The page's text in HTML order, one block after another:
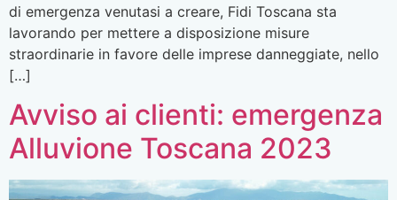
di emergenza venutasi a creare, Fidi Toscana sta
lavorando per mettere a disposizione misure
straordinarie in favore delle imprese danneggiate, nello
[…]
Avviso ai clienti: emergenza
Alluvione Toscana 2023